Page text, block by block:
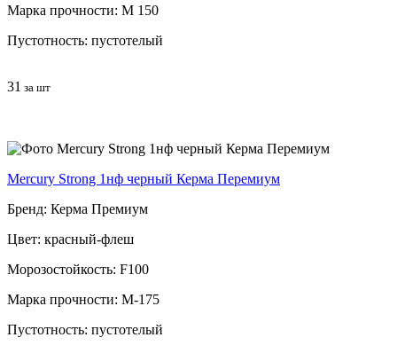
Марка прочности: М 150
Пустотность: пустотелый
31 за шт
Mercury Strong 1нф черный Керма Перемиум
Бренд: Керма Премиум
Цвет: красный-флеш
Морозостойкость: F100
Марка прочности: М-175
Пустотность: пустотелый